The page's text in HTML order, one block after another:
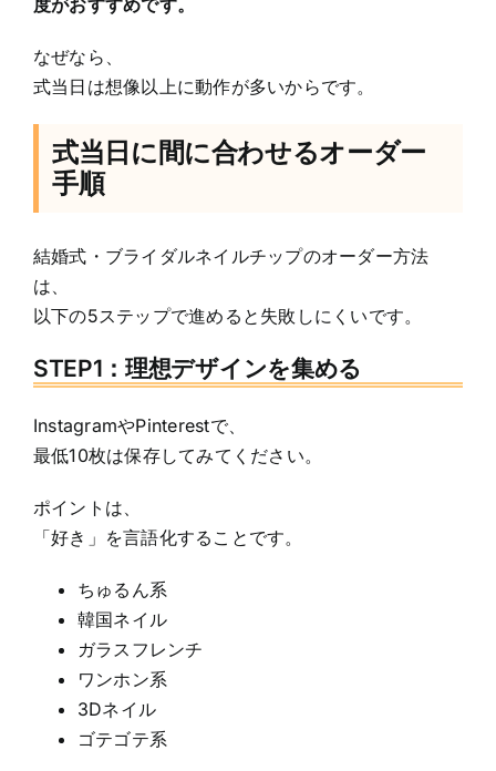
なぜなら、
式当日は想像以上に動作が多いからです。
式当日に間に合わせるオーダー
手順
結婚式・ブライダルネイルチップのオーダー方法
は、
以下の5ステップで進めると失敗しにくいです。
STEP1：理想デザインを集める
InstagramやPinterestで、
最低10枚は保存してみてください。
ポイントは、
「好き」を言語化することです。
ちゅるん系
韓国ネイル
ガラスフレンチ
ワンホン系
3Dネイル
ゴテゴテ系